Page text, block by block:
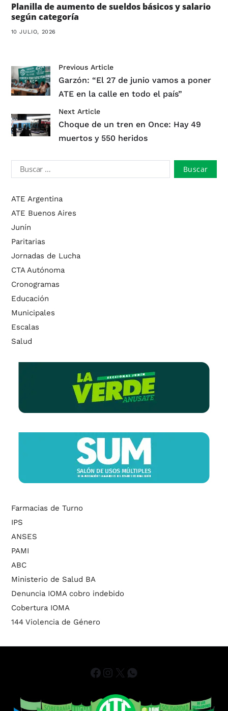
Planilla de aumento de sueldos básicos y salario
según categoría
10 JULIO, 2026
Previous Article
Garzón: “El 27 de junio vamos a poner
ATE en la calle en todo el país”
Next Article
Choque de un tren en Once: Hay 49
muertos y 550 heridos
ATE Argentina
ATE Buenos Aires
Junín
Paritarias
Jornadas de Lucha
CTA Autónoma
Cronogramas
Educación
Municipales
Escalas
Salud
Farmacias de Turno
IPS
ANSES
PAMI
ABC
Ministerio de Salud BA
Denuncia IOMA cobro indebido
Cobertura IOMA
144 Violencia de Género